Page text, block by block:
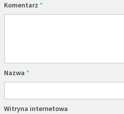
Komentarz *
Nazwa *
Witryna internetowa